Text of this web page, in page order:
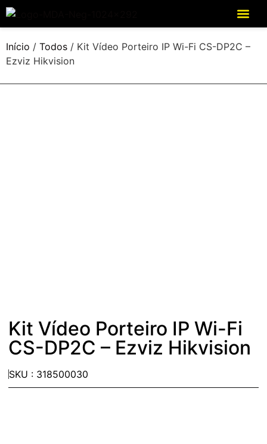
Início / Todos / Kit Vídeo Porteiro IP Wi-Fi CS-DP2C –
Ezviz Hikvision
Kit Vídeo Porteiro IP Wi-Fi
CS-DP2C – Ezviz Hikvision
SKU : 318500030